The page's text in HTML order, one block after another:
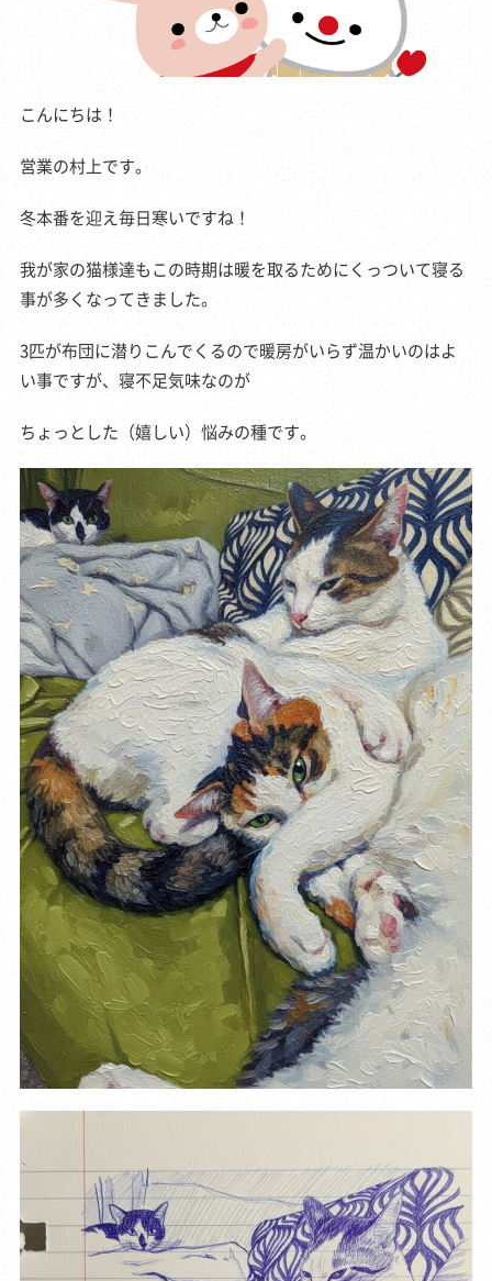
こんにちは！
営業の村上です。
冬本番を迎え毎日寒いですね！
我が家の猫様達もこの時期は暖を取るためにくっついて寝る
事が多くなってきました。
3匹が布団に潜りこんでくるので暖房がいらず温かいのはよ
い事ですが、寝不足気味なのが
ちょっとした（嬉しい）悩みの種です。